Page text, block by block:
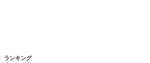
ランキング